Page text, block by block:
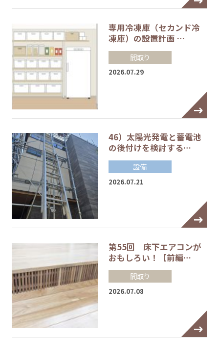
専用冷凍庫（セカンド冷
凍庫）の設置計画 …
間取り
2026.07.29
46）太陽光発電と蓄電池
の後付けを検討する…
設備
2026.07.21
第55回 床下エアコンが
おもしろい！【前編…
間取り
2026.07.08